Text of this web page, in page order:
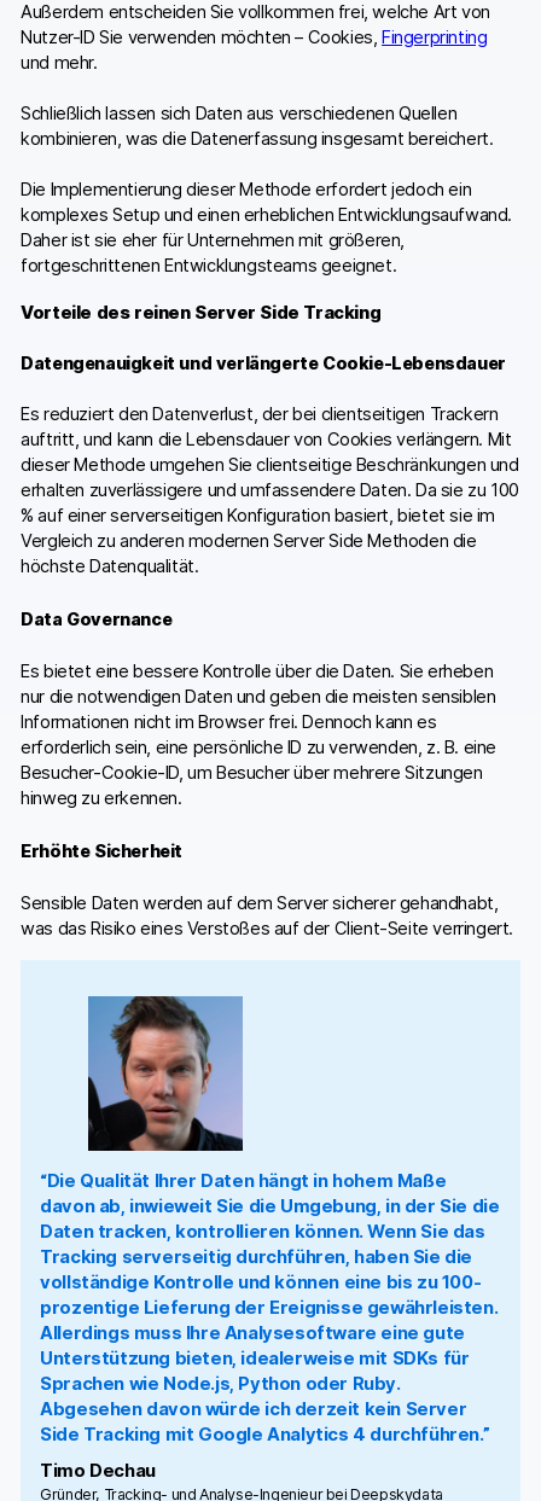
Außerdem entscheiden Sie vollkommen frei, welche Art von
Nutzer-ID Sie verwenden möchten – Cookies,Fingerprinting
und mehr.
Schließlich lassen sich Daten aus verschiedenen Quellen
kombinieren, was die Datenerfassung insgesamt bereichert.
Die Implementierung dieser Methode erfordert jedoch ein
komplexes Setup und einen erheblichen Entwicklungsaufwand.
Daher ist sie eher für Unternehmen mit größeren,
fortgeschrittenen Entwicklungsteams geeignet.
Vorteile des reinen Server Side Tracking
Datengenauigkeit und verlängerte Cookie-Lebensdauer
Es reduziert den Datenverlust, der bei clientseitigen Trackern
auftritt, und kann die Lebensdauer von Cookies verlängern. Mit
dieser Methode umgehen Sie clientseitige Beschränkungen und
erhalten zuverlässigere und umfassendere Daten. Da sie zu 100
% auf einer serverseitigen Konfiguration basiert, bietet sie im
Vergleich zu anderen modernen Server Side Methoden die
höchste Datenqualität.
Data Governance
Es bietet eine bessere Kontrolle über die Daten. Sie erheben
nur die notwendigen Daten und geben die meisten sensiblen
Informationen nicht im Browser frei. Dennoch kann es
erforderlich sein, eine persönliche ID zu verwenden, z. B. eine
Besucher-Cookie-ID, um Besucher über mehrere Sitzungen
hinweg zu erkennen.
Erhöhte Sicherheit
Sensible Daten werden auf dem Server sicherer gehandhabt,
was das Risiko eines Verstoßes auf der Client-Seite verringert.
“Die Qualität Ihrer Daten hängt in hohem Maße
davon ab, inwieweit Sie die Umgebung, in der Sie die
Daten tracken, kontrollieren können. Wenn Sie das
Tracking serverseitig durchführen, haben Sie die
vollständige Kontrolle und können eine bis zu 100-
prozentige Lieferung der Ereignisse gewährleisten.
Allerdings muss Ihre Analysesoftware eine gute
Unterstützung bieten, idealerweise mit SDKs für
Sprachen wie Node.js, Python oder Ruby.
Abgesehen davon würde ich derzeit kein Server
Side Tracking mit Google Analytics 4 durchführen.”
Timo Dechau
Gründer, Tracking- und Analyse-Ingenieur bei Deepskydata